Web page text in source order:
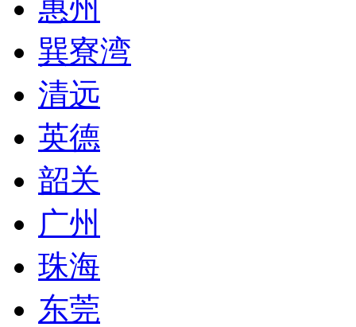
惠州
巽寮湾
清远
英德
韶关
广州
珠海
东莞